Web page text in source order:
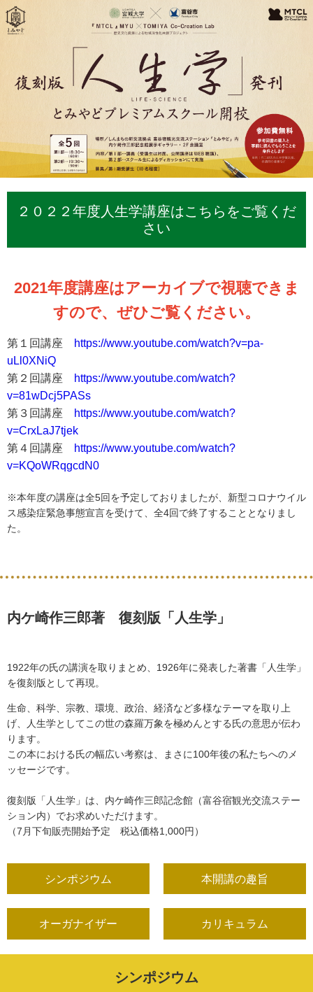
２０２２年度人生学講座はこちらをご覧くだ
さい
2021年度講座はアーカイブで視聴できま
すので、ぜひご覧ください。
第１回講座
https://www.youtube.com/watch?v=pa-
uLl0XNiQ
第２回講座
https://www.youtube.com/watch?
v=81wDcj5PASs
第３回講座
https://www.youtube.com/watch?
v=CrxLaJ7tjek
第４回講座
https://www.youtube.com/watch?
v=KQoWRqgcdN0
※本年度の講座は全5回を予定しておりましたが、新型コロナウイル
ス感染症緊急事態宣言を受けて、全4回で終了することとなりまし
た。
内ケ崎作三郎著 復刻版「人生学 」
1922年の氏の講演を取りまとめ、1926年に発表した著書「人生学」
を復刻版として再現。
生命、科学、宗教、環境、政治、経済など多様なテーマを取り上
げ、人生学としてこの世の森羅万象を極めんとする氏の意思が伝わ
ります。
この本における氏の幅広い考察は、まさに100年後の私たちへのメ
ッセージです。
復刻版「人生学」は、内ケ崎作三郎記念館（富谷宿観光交流ステー
ション内）でお求めいただけます。
（7月下旬販売開始予定 税込価格1,000円）
シンポジウム 本開講の趣旨
オーガナイザー カリキュラム
シンポジウム